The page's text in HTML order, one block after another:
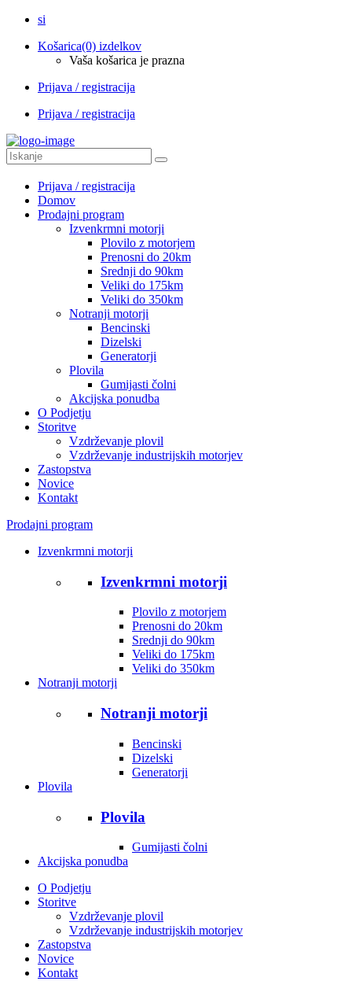
si
Košarica(0) izdelkov
Vaša košarica je prazna
Prijava / registracija
Prijava / registracija
Prijava / registracija
Domov
Prodajni program
Izvenkrmni motorji
Plovilo z motorjem
Prenosni do 20km
Srednji do 90km
Veliki do 175km
Veliki do 350km
Notranji motorji
Bencinski
Dizelski
Generatorji
Plovila
Gumijasti čolni
Akcijska ponudba
O Podjetju
Storitve
Vzdrževanje plovil
Vzdrževanje industrijskih motorjev
Zastopstva
Novice
Kontakt
Prodajni program
Izvenkrmni motorji
Izvenkrmni motorji
Plovilo z motorjem
Prenosni do 20km
Srednji do 90km
Veliki do 175km
Veliki do 350km
Notranji motorji
Notranji motorji
Bencinski
Dizelski
Generatorji
Plovila
Plovila
Gumijasti čolni
Akcijska ponudba
O Podjetju
Storitve
Vzdrževanje plovil
Vzdrževanje industrijskih motorjev
Zastopstva
Novice
Kontakt